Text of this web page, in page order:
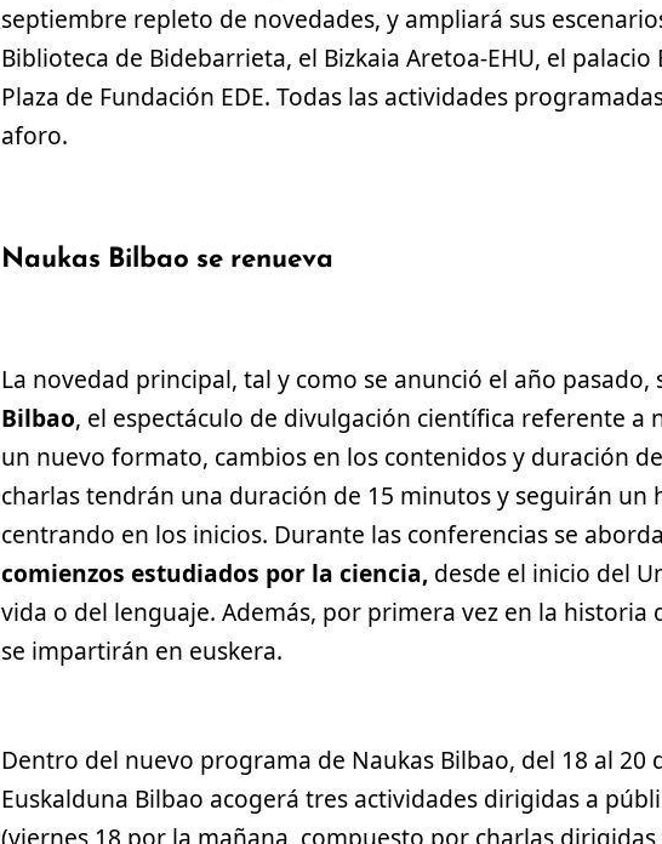
septiembre repleto de novedades, y ampliará sus
Biblioteca de Bidebarrieta, el Bizkaia Aretoa-EHU, el
Plaza de Fundación EDE. Todas las actividades
aforo.
Naukas Bilbao se renueva
La novedad principal, tal y como se anunció el año pasado,
Bilbao, el espectáculo de divulgación científica referente a
un nuevo formato, cambios en los contenidos y duración
charlas tendrán una duración de 15 minutos y seguirán
centrando en los inicios. Durante las conferencias se
comienzos estudiados por la ciencia, desde el inicio del
vida o del lenguaje. Además, por primera vez en la historia
se impartirán en euskera.
Dentro del nuevo programa de Naukas Bilbao, del 18 al 20
Euskalduna Bilbao acogerá tres actividades dirigidas a
(viernes 18 por la mañana, compuesto por charlas